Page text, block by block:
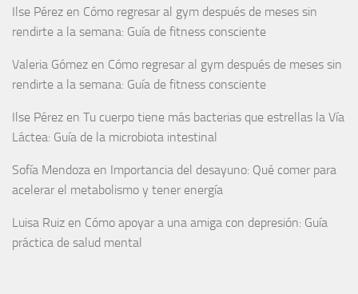
Ilse Pérez en Cómo regresar al gym después de meses sin
rendirte a la semana: Guía de fitness consciente
Valeria Gómez en Cómo regresar al gym después de meses sin
rendirte a la semana: Guía de fitness consciente
Ilse Pérez en Tu cuerpo tiene más bacterias que estrellas la Vía
Láctea: Guía de la microbiota intestinal
Sofía Mendoza en Importancia del desayuno: Qué comer para
acelerar el metabolismo y tener energía
Luisa Ruiz en Cómo apoyar a una amiga con depresión: Guía
práctica de salud mental